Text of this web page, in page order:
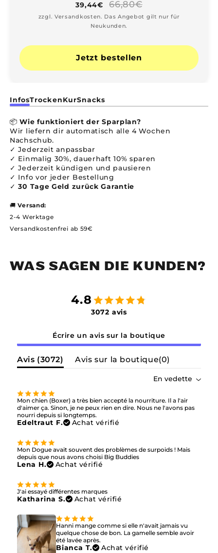
39,44€ 66,80€
zzgl. Versandkosten. Das Angebot gilt nur für
Neukunden.
Jetzt bestellen
InfosTrockenKurSnacks
📦Wie funktioniert der Sparplan?
Wir liefern dir automatisch alle 4 Wochen
Nachschub.
✓ Jederzeit anpassbar
✓ Einmalig 30%, dauerhaft 10% sparen
✓ Jederzeit kündigen und pausieren
✓ Info vor jeder Bestellung
✓30 Tage Geld zurück Garantie
🚚Versand:
2-4 Werktage
Versandkostenfrei ab 59€
WAS SAGEN DIE KUNDEN?
4.8
3072 avis
Écrire un avis sur la boutique
Avis (3072) Avis sur la boutique(0)
En vedette
Mon chien (Boxer) a très bien accepté la nourriture. Il a l'air
d'aimer ça. Sinon, je ne peux rien en dire. Nous ne l'avons pas
nourri depuis si longtemps.
Edeltraut F. Achat vérifié
Mon Dogue avait souvent des problèmes de surpoids ! Mais
depuis que nous avons choisi Big Buddies
Lena H. Achat vérifié
J'ai essayé différentes marques
Katharina S. Achat vérifié
Hanni mange comme si elle n'avait jamais vu
quelque chose de bon. La gamelle semble avoir
été lavée après.
Bianca T. Achat vérifié